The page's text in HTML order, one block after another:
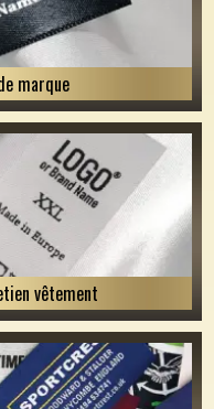
marque
vêtement